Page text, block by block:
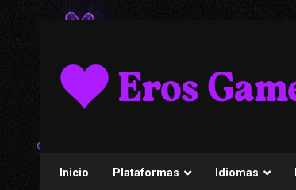
content
Inicio Plataformas Idiomas